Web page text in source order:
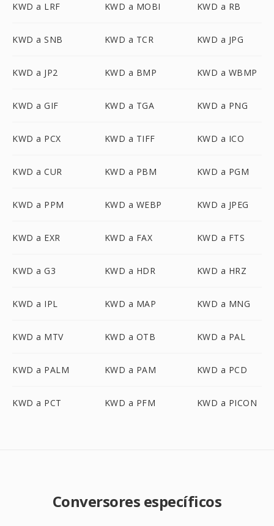
KWD a LRF KWD a MOBI KWD a RB
KWD a SNB KWD a TCR KWD a JPG
KWD a JP2 KWD a BMP KWD a WBMP
KWD a GIF KWD a TGA KWD a PNG
KWD a PCX KWD a TIFF KWD a ICO
KWD a CUR KWD a PBM KWD a PGM
KWD a PPM KWD a WEBP KWD a JPEG
KWD a EXR KWD a FAX KWD a FTS
KWD a G3 KWD a HDR KWD a HRZ
KWD a IPL KWD a MAP KWD a MNG
KWD a MTV KWD a OTB KWD a PAL
KWD a PALM KWD a PAM KWD a PCD
KWD a PCT KWD a PFM KWD a PICON
Conversores específicos